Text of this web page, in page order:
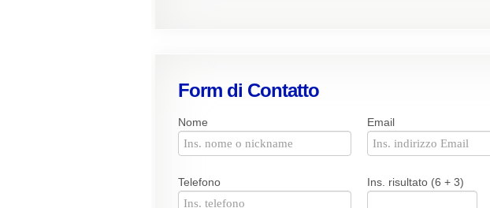
Form di Contatto
Nome Email
Telefono Ins. risultato (6 + 3)